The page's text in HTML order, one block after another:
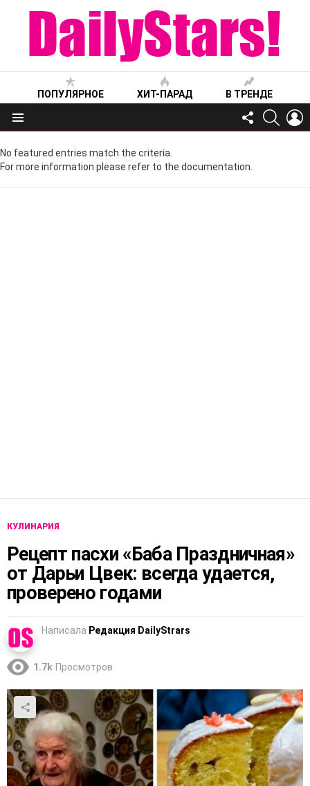
ПОПУЛЯРНОЕ ХИТ-ПАРАД В ТРЕНДЕ
Меню
FOLLOW
US
No featured entries match the criteria.
For more information please refer to the documentation.
КУЛИНАРИЯ
Рецепт пасхи «Баба Праздничная»
от Дарьи Цвек: всегда удается,
проверено годами
Написала Редакция DailyStrars
1.7k Просмотров